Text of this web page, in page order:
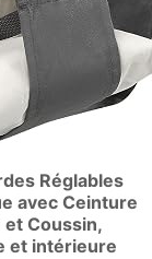
Réglables
avec Ceinture
Coussin,
et intérieure